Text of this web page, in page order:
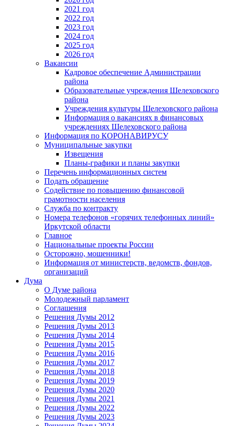
2021 год
2022 год
2023 год
2024 год
2025 год
2026 год
Вакансии
Кадровое обеспечение Администрации
района
Образовательные учреждения Шелеховского
района
Учреждения культуры Шелеховского района
Информация о вакансиях в финансовых
учреждениях Шелеховского района
Информация по КОРОНАВИРУСУ
Муниципальные закупки
Извещения
Планы-графики и планы закупки
Перечень информационных систем
Подать обращение
Содействие по повышению финансовой
грамотности населения
Служба по контракту
Номера телефонов «горячих телефонных линий»
Иркутской области
Главное
Национальные проекты России
Осторожно, мошенники!
Информация от министерств, ведомств, фондов,
организаций
Дума
О Думе района
Молодежный парламент
Соглашения
Решения Думы 2012
Решения Думы 2013
Решения Думы 2014
Решения Думы 2015
Решения Думы 2016
Решения Думы 2017
Решения Думы 2018
Решения Думы 2019
Решения Думы 2020
Решения Думы 2021
Решения Думы 2022
Решения Думы 2023